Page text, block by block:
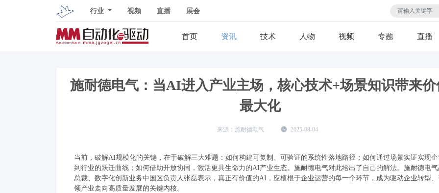
行业 视频 直播 展会
首页 资讯 技术 人物 视频 专题 直播
施耐德电气：当AI进入产业主场，核心技术+场景知识带来价
最大化
施耐德电气 2025-08-04
当前，破解AI规模化的关键，在于破解三大难题：如何构建可复制、可验证的系统性落地路径；如何通过场景实证实现企
到行业的跃迁曲线；如何借助开放协同，激活更具生命力的AI产业生态。施耐德电气对此给出了自己的解法。施耐德电气
总裁、数字化创新业务中国区负责人张磊表示，真正有价值的AI，应植根于企业运营的每一个环节，成为驱动企业转型、
领产业走向高质量发展的关键内核。